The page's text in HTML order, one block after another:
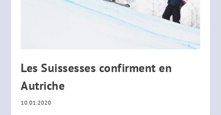
Les Suissesses confirment en
Autriche
10.01.2020